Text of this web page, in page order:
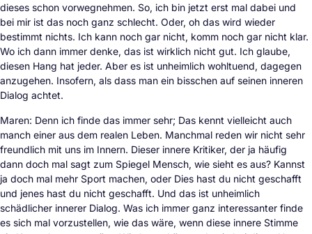
dieses schon vorwegnehmen. So, ich bin jetzt erst mal dabei und
bei mir ist das noch ganz schlecht. Oder, oh das wird wieder
bestimmt nichts. Ich kann noch gar nicht, komm noch gar nicht klar.
Wo ich dann immer denke, das ist wirklich nicht gut. Ich glaube,
diesen Hang hat jeder. Aber es ist unheimlich wohltuend, dagegen
anzugehen. Insofern, als dass man ein bisschen auf seinen inneren
Dialog achtet.
Maren: Denn ich finde das immer sehr; Das kennt vielleicht auch
manch einer aus dem realen Leben. Manchmal reden wir nicht sehr
freundlich mit uns im Innern. Dieser innere Kritiker, der ja häufig
dann doch mal sagt zum Spiegel Mensch, wie sieht es aus? Kannst
ja doch mal mehr Sport machen, oder Dies hast du nicht geschafft
und jenes hast du nicht geschafft. Und das ist unheimlich
schädlicher innerer Dialog. Was ich immer ganz interessanter finde
es sich mal vorzustellen, wie das wäre, wenn diese innere Stimme